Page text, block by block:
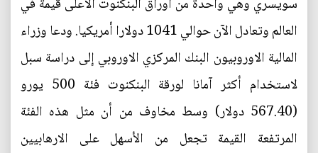
العالم وتعادل الآن حوالي 1041 دولارا أمريكيا. ودعا وزراء
المالية الاوروبيون البنك المركزي الاوروبي إلى دراسة سبل
لاستخدام أكثر آمانا لورقة البنكنوت فئة 500 يورو
(567.40 دولار) وسط مخاوف من أن مثل هذه الفئة
المرتفعة القيمة تجعل من الأسهل على الارهابيين